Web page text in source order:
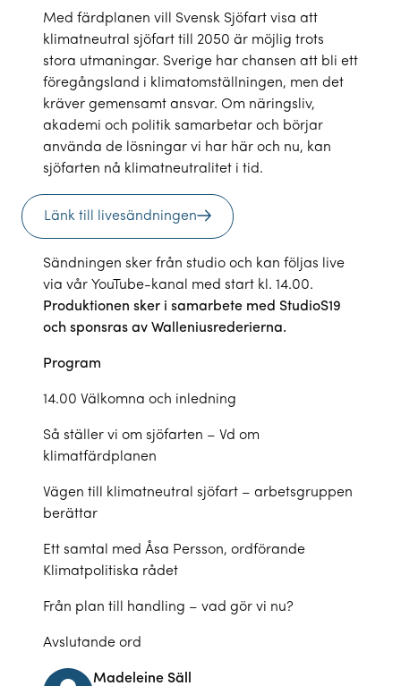
Med färdplanen vill Svensk Sjöfart visa att
klimatneutral sjöfart till 2050 är möjlig trots
stora utmaningar. Sverige har chansen att bli ett
föregångsland i klimatomställningen, men det
kräver gemensamt ansvar. Om näringsliv,
akademi och politik samarbetar och börjar
använda de lösningar vi har här och nu, kan
sjöfarten nå klimatneutralitet i tid.
Länk till livesändningen
Sändningen sker från studio och kan följas live
via vår YouTube-kanal
med start kl. 14.00.
Produktionen sker i samarbete med StudioS19
och sponsras av Walleniusrederierna.
Program
14.00 Välkomna och inledning
Så ställer vi om sjöfarten – Vd om
klimatfärdplanen
Vägen till klimatneutral sjöfart – arbetsgruppen
berättar
Ett samtal med Åsa Persson, ordförande
Klimatpolitiska rådet
Från plan till handling – vad gör vi nu?
Avslutande ord
Madeleine Säll